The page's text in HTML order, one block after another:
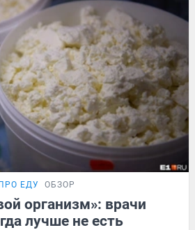
ЕДУ ОБЗОР
организм»: врачи
лучше не есть